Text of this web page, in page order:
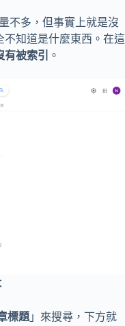
不多，但事實上就是沒
不知道是什麼東西。在這
被索引 。
標題 」來搜尋，下方就